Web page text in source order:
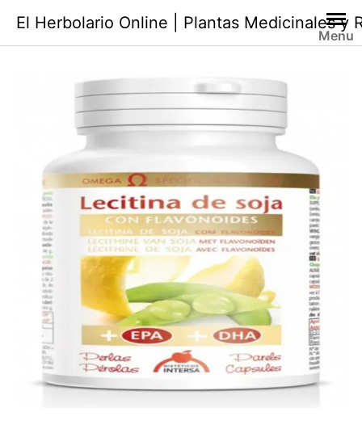
contenido
El Herbolario Online | Plantas Medicinales y
Menu